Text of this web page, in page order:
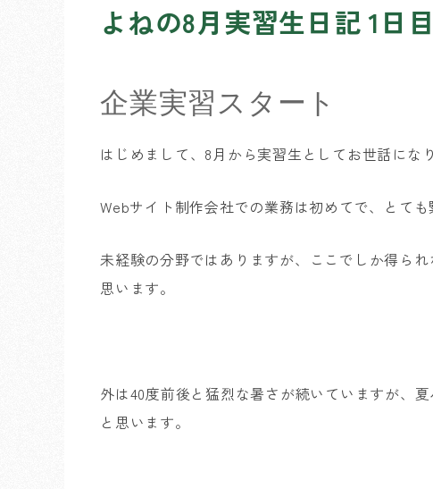
よねの8月実習生日記 1日目
企業実習スタート
はじめまして、8月から実習生としてお世話にな
Webサイト制作会社での業務は初めてで、とても
未経験の分野ではありますが、ここでしか得ら
思います。
外は40度前後と猛烈な暑さが続いていますが、
と思います。